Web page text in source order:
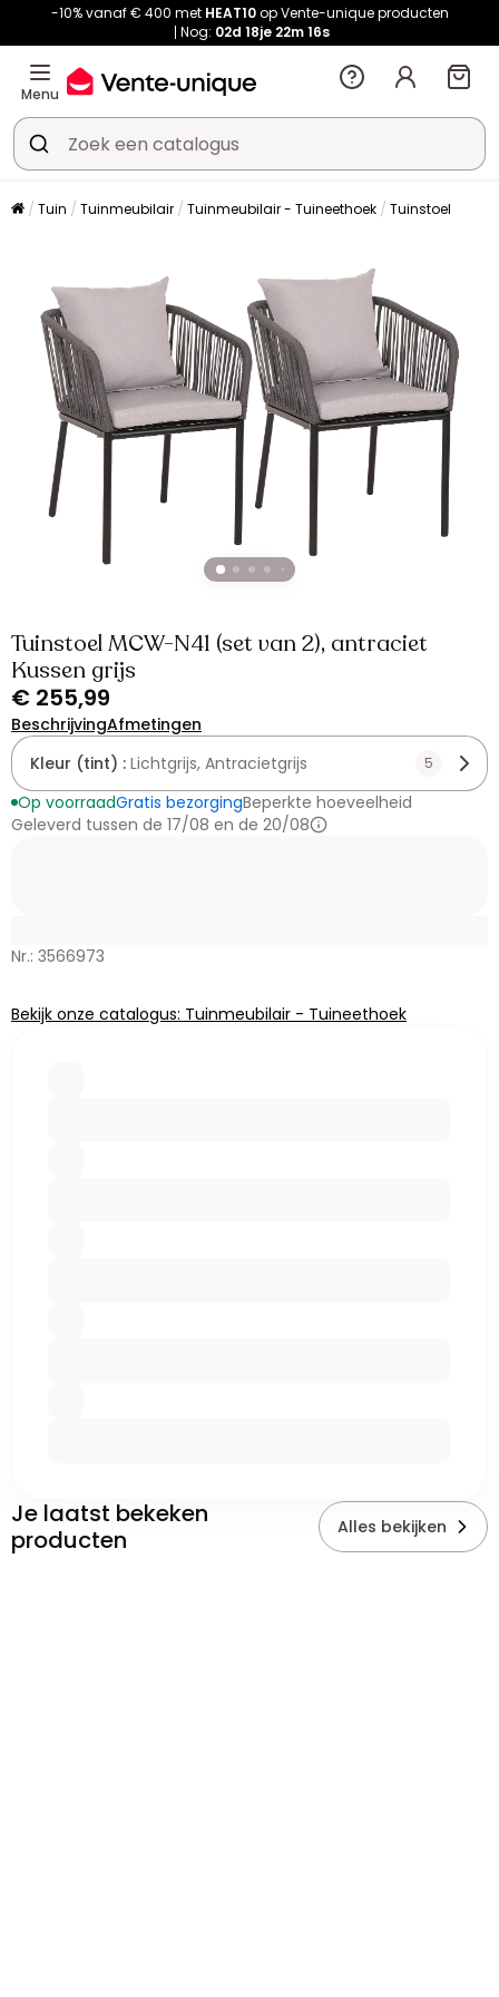
-10% vanaf € 400 met HEAT10op Vente-unique producten
Nog: 02d 18je 22m 16s
Menu
Tuin Tuinmeubilair Tuinmeubilair - Tuineethoek Tuinstoel
Tuinstoel MCW-N41 (set van 2), antraciet
Kussen grijs
€ 255,99
BeschrijvingAfmetingen
Kleur (tint) : Lichtgrijs, Antracietgrijs 5
Op voorraadGratis bezorgingBeperkte hoeveelheid
Geleverd tussen de 17/08 en de 20/08
Nr.: 3566973
Bekijk onze catalogus: Tuinmeubilair - Tuineethoek
Je laatst bekeken
producten
Alles bekijken